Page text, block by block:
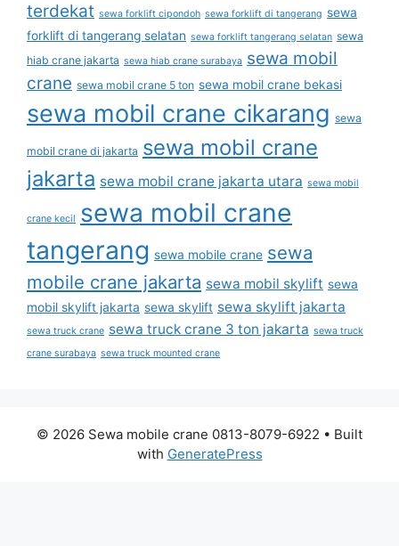
terdekat sewa forklift cipondoh sewa forklift di tangerang sewa
forklift di tangerang selatan sewa forklift tangerang selatan sewa
hiab crane jakarta sewa hiab crane surabaya sewa mobil
crane sewa mobil crane 5 ton sewa mobil crane bekasi
sewa mobil crane cikarang sewa
mobil crane di jakarta sewa mobil crane
jakarta sewa mobil crane jakarta utara sewa mobil
crane kecil sewa mobil crane
tangerang sewa mobile crane sewa
mobile crane jakarta sewa mobil skylift sewa
mobil skylift jakarta sewa skylift sewa skylift jakarta
sewa truck crane sewa truck crane 3 ton jakarta sewa truck
crane surabaya sewa truck mounted crane
© 2026 Sewa mobile crane 0813-8079-6922 • Built
with GeneratePress